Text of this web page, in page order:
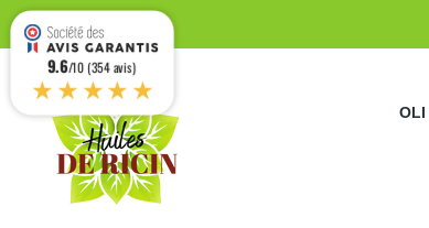
OLI
9.6/10 (354 avis)
★★★★★